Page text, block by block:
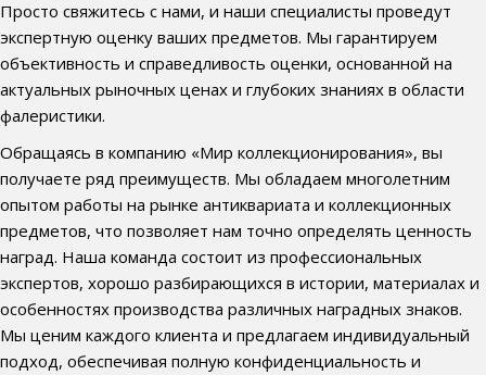
Просто свяжитесь с нами, и наши специалисты проведут
экспертную оценку ваших предметов. Мы гарантируем
объективность и справедливость оценки, основанной на
актуальных рыночных ценах и глубоких знаниях в области
фалеристики.
Обращаясь в компанию «Мир коллекционирования», вы
получаете ряд преимуществ. Мы обладаем многолетним
опытом работы на рынке антиквариата и коллекционных
предметов, что позволяет нам точно определять ценность
наград. Наша команда состоит из профессиональных
экспертов, хорошо разбирающихся в истории, материалах и
особенностях производства различных наградных знаков.
Мы ценим каждого клиента и предлагаем индивидуальный
подход, обеспечивая полную конфиденциальность и